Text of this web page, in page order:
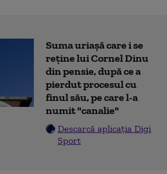
Suma uriașă care i se
reține lui Cornel Dinu
din pensie, după ce a
pierdut procesul cu
finul său, pe care l-a
numit "canalie"
Descarcă aplicația Digi
Sport